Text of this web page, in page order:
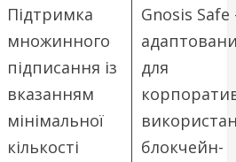
Підтримка
множинного
підписання із
вказанням
мінімальної
кількості
Gnosis Safe
для
блокчейн-